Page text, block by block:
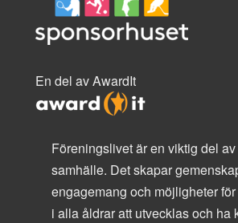
En del av AwardIt
Föreningslivet är en viktig del
samhälle. Det skapar
engagemang och möjligheter
i alla åldrar att utvecklas och ha